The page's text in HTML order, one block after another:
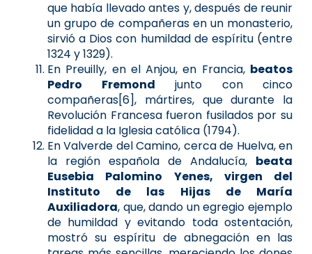
que había llevado antes y, después de reunir
un grupo de compañeras en un monasterio,
sirvió a Dios con humildad de espíritu (entre
1324 y 1329).
En Preuilly, en el Anjou, en Francia, beatos
Pedro Fremond junto con cinco
compañeras[6], mártires, que durante la
Revolución Francesa fueron fusilados por su
fidelidad a la Iglesia católica (1794).
En Valverde del Camino, cerca de Huelva, en
la región española de Andalucía, beata
Eusebia Palomino Yenes, virgen del
Instituto de las Hijas de María
Auxiliadora, que, dando un egregio ejemplo
de humildad y evitando toda ostentación,
mostró su espíritu de abnegación en las